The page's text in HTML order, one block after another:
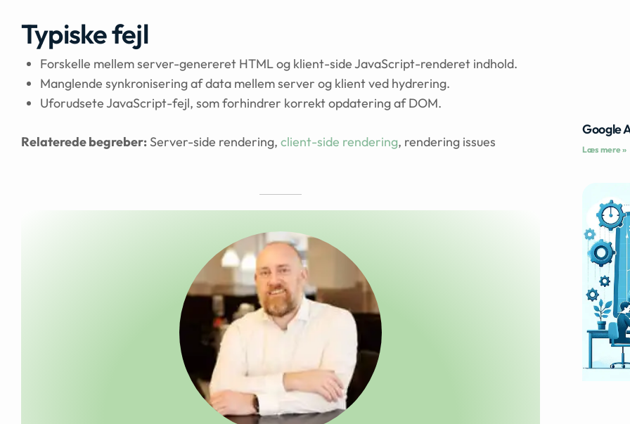
Typiske fejl
Forskelle mellem server-genereret HTML og klient-side JavaScript-renderet indhold.
Manglende synkronisering af data mellem server og klient ved hydrering.
Uforudsete JavaScript-fejl, som forhindrer korrekt opdatering af DOM.
Relaterede begreber: Server-side rendering, client-side rendering, rendering issues
Google
Læs mere »